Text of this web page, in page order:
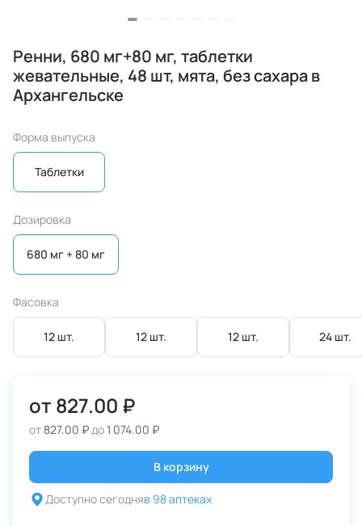
Ренни, 680 мг+80 мг, таблетки
жевательные, 48 шт, мята, без сахара в
Архангельске
Форма выпуска
Таблетки
Дозировка
680 мг + 80 мг
Фасовка
12 шт. 12 шт. 12 шт. 24 шт.
от 827.00 ₽
от 827.00 ₽до1 074.00 ₽
В корзину
Доступно сегодняв 98 аптеках